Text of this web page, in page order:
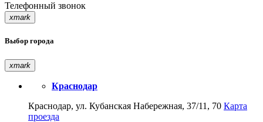
Телефонный звонок
xmark
Выбор города
xmark
Краснодар
Краснодар, ул. Кубанская Набережная, 37/11, 70 Карта
проезда